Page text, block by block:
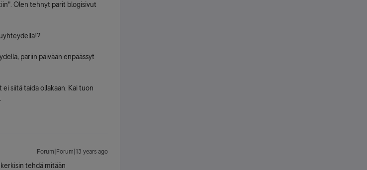
Olen tehnyt parit blogisivut
pariin päivään enpäässyt
siitä taida ollakaan. Kai tuon
Forum|Forum|13 years ago
tehdä mitään